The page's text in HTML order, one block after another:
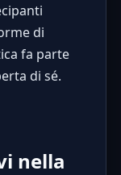
di
fa parte
di sé.
nella